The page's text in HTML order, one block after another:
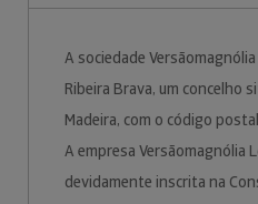
A sociedade
Ribeira Brava, um concelho
Madeira, com o código
A empresa Versãomagnólia
devidamente inscrita na